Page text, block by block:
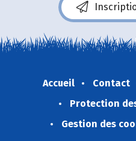
Accueil Contact
Protection
Gestion des